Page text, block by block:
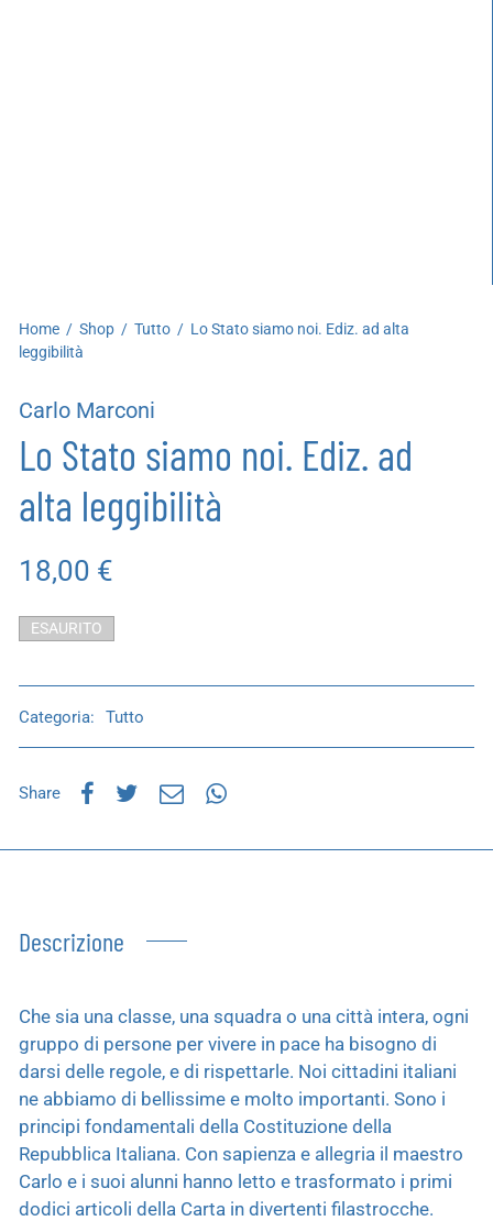
Home / Shop / Tutto / Lo Stato siamo noi. Ediz. ad alta
leggibilità
Carlo Marconi
Lo Stato siamo noi. Ediz. ad
alta leggibilità
18,00 €
ESAURITO
Categoria: Tutto
Share
Descrizione
Che sia una classe, una squadra o una città intera, ogni
gruppo di persone per vivere in pace ha bisogno di
darsi delle regole, e di rispettarle. Noi cittadini italiani
ne abbiamo di bellissime e molto importanti. Sono i
principi fondamentali della Costituzione della
Repubblica Italiana. Con sapienza e allegria il maestro
Carlo e i suoi alunni hanno letto e trasformato i primi
dodici articoli della Carta in divertenti filastrocche.